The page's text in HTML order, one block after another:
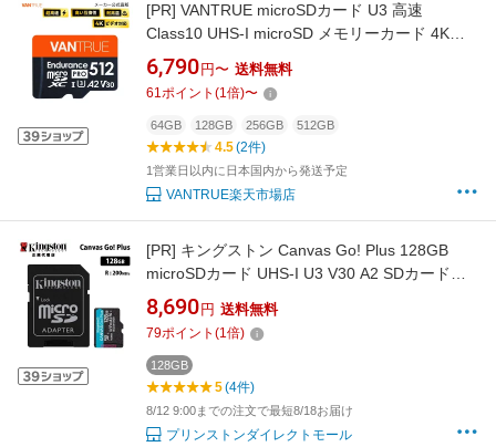
[PR] VANTRUE microSDカード U3 高速
Class10 UHS-I microSD メモリーカード 4K
UHD 動画撮影 マイクロSDカード ドライブレコ
ーダー アクションカメラ 監視カメラ
6,790 円〜 送料無料
61ポイント (1倍)〜
64GB 128GB 256GB 512GB
4.5(2件)
1営業日以内に日本国内から発送予定
VANTRUE楽天市場店
[PR] キングストン Canvas Go! Plus 128GB
microSDカード UHS-I U3 V30 A2 SDカードア
ダプタ付 SDCG4/128GB Kingston microSD マ
イクロSD switch スイッチ ニンテンドースイッ
チ ドローン デジカメ キャンパスゴー メーカー
製品寿命期間保証 国内正規品 キャンセル不可
8,690 円 送料無料
79ポイント (1倍)
128GB
5(4件)
8/12 9:00までの注文で最短8/18お届け
プリンストンダイレクトモール